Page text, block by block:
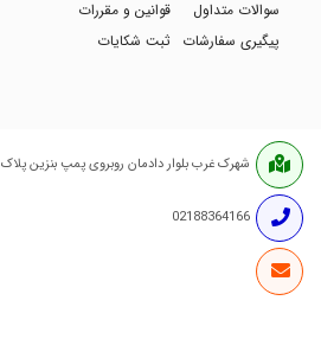
سوالات متداول
پیگیری سفارشات
قوانین و مقررات
ثبت شکایات
شهرک غرب بلوار دادمان روبروی پمپ بنزین پلاک 117
02188364166